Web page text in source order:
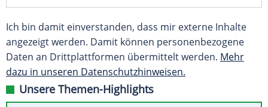
Ich bin damit einverstanden, dass mir externe Inhalte
angezeigt werden. Damit können personenbezogene
Daten an Drittplattformen übermittelt werden. Mehr
dazu in unseren Datenschutzhinweisen.
Unsere Themen-Highlights